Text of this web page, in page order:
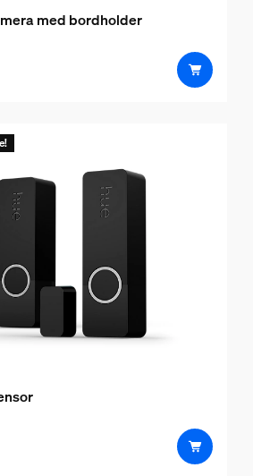
med bordholder
kr.
529,00 kr.